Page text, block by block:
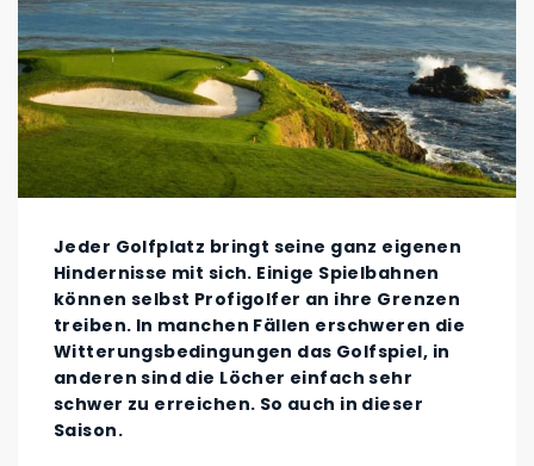
Jeder Golfplatz bringt seine ganz eigenen
Hindernisse mit sich. Einige Spielbahnen
können selbst Profigolfer an ihre Grenzen
treiben. In manchen Fällen erschweren die
Witterungsbedingungen das Golfspiel, in
anderen sind die Löcher einfach sehr
schwer zu erreichen. So auch in dieser
Saison.